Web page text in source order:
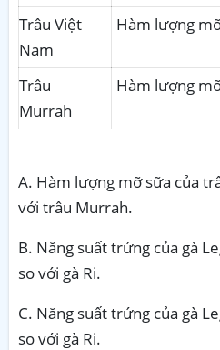
Trâu Việt
Nam
Hàm lượng
Trâu
Murrah
Hàm lượng
A. Hàm lượng mỡ sữa của
với trâu Murrah.
B. Năng suất trứng của gà
so với gà Ri.
C. Năng suất trứng của gà
so với gà Ri.